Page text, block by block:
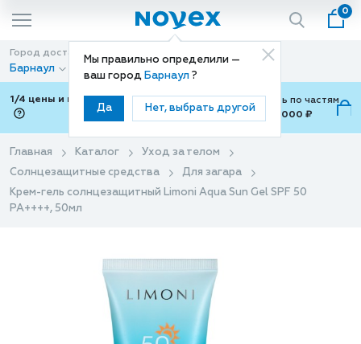
Мы правильно определили —
ваш город Барнаул ?
Да Нет, выбрать другой
0
Город доставки
Барнаул
Способ доставки
Доставка
1/4 цены и покупки ваши с Подели
Можно оплатить по частям
от 700 ₽ до 15,000 ₽
Главная Каталог
Уход за телом
Солнцезащитные средства
Для загара
Крем-гель солнцезащитный Limoni Aqua Sun Gel SPF 50
РА++++, 50мл